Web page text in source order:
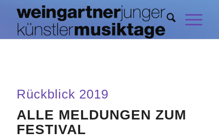
Rückblick 2019
ALLE MELDUNGEN ZUM
FESTIVAL